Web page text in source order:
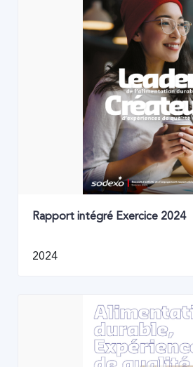
Rapport intégré Exercice 2024
2024